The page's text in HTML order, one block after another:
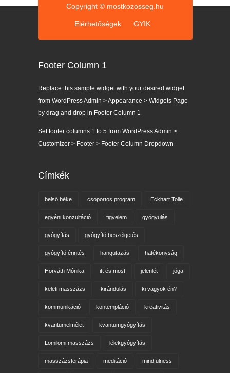
Copyright © mostkozosseg.hu
Elérhetőségek GYIK
Footer Column 1
Replace this sample widget with your desired widget
from WordPress Admin > Appearance > Widgets Page
by drag and drop in Footer Column 1
Set footer columns 1 to 5 from WordPress Admin >
Customizer > Footer > Footer Column Dropdown
Címkék
belső béke csoportos program Eckhart Tolle
egyéni konzultáció figyelem gyógyulás
gyógyítás gyógyító beszélgetés
gyógyító érintés hangutazás hatékonyság
Horváth Mónika itt és most jelenlét jóga
keleti masszázs kirándulás ki vagyok én?
kommunikáció kontempláció kreativitás
kvantumelmélet kvantumgyógyítás
Lomilomi masszázs lélekgyógyítás
masszázsterápia meditáció mindfulness